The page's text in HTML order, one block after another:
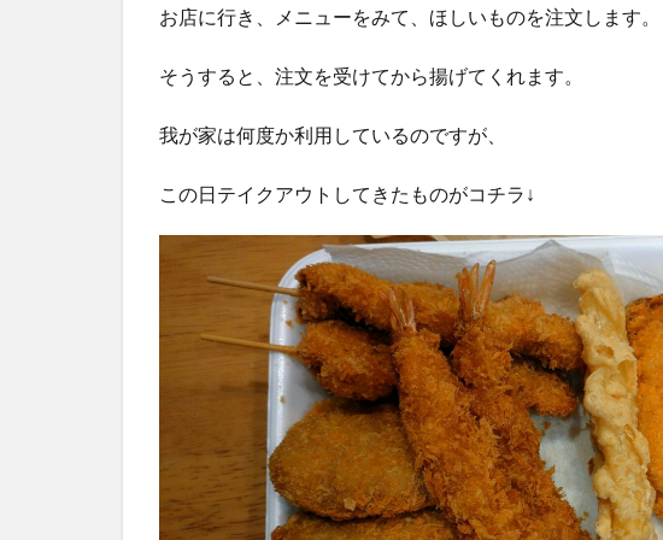
お店に行き、メニューをみて、ほしいものを注文します。
そうすると、注文を受けてから揚げてくれます。
我が家は何度か利用しているのですが、
この日テイクアウトしてきたものがコチラ↓